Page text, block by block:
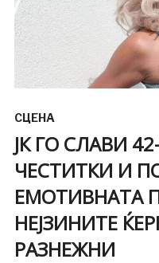
СЦЕНА
ЈК ГО СЛАВИ
ЧЕСТИТКИ И
ЕМОТИВНАТА
НЕЈЗИНИТЕ
РАЗНЕЖНИ